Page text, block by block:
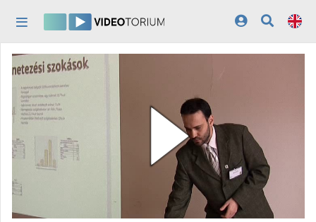
Home
Log In
Discovery
Categories
Organizations